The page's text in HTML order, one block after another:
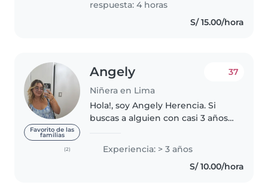
respuesta: 4 horas
S/ 15.00/hora
Favorito de las
familias
(2)
Angely
Niñera en Lima
37
Hola!, soy Angely Herencia. Si
buscas a alguien con casi 3 años
niños, ¡aquí estoy! Me considero
súper buena con los pequeños;
disfruto un montón jugando,..
Experiencia: > 3 años
S/ 10.00/hora